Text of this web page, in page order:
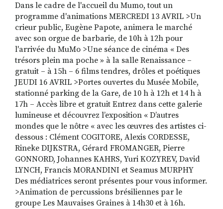
Dans le cadre de l'accueil du Mumo, tout un
programme d'animations MERCREDI 13 AVRIL >Un
crieur public, Eugène Papote, animera le marché
avec son orgue de barbarie, de 10h à 12h pour
l'arrivée du MuMo >Une séance de cinéma « Des
trésors plein ma poche » à la salle Renaissance –
gratuit – à 15h – 6 films tendres, drôles et poétiques
JEUDI 16 AVRIL >Portes ouvertes du Musée Mobile,
stationné parking de la Gare, de 10 h à 12h et 14 h à
17h – Accès libre et gratuit Entrez dans cette galerie
lumineuse et découvrez l’exposition « D’autres
mondes que le nôtre « avec les œuvres des artistes ci-
dessous : Clément COGITORE, Alexis CORDESSE,
Rineke DIJKSTRA, Gérard FROMANGER, Pierre
GONNORD, Johannes KAHRS, Yuri KOZYREV, David
LYNCH, Francis MORANDINI et Seamus MURPHY
Des médiatrices seront présentes pour vous informer.
>Animation de percussions brésiliennes par le
groupe Les Mauvaises Graines à 14h30 et à 16h.